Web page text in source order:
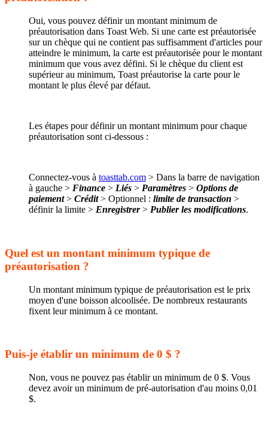
Oui, vous pouvez définir un montant minimum de
préautorisation dans Toast Web. Si une carte est préautorisée
sur un chèque qui ne contient pas suffisamment d'articles pour
atteindre le minimum, la carte est préautorisée pour le montant
minimum que vous avez défini. Si le chèque du client est
supérieur au minimum, Toast préautorise la carte pour le
montant le plus élevé par défaut.
Les étapes pour définir un montant minimum pour chaque
préautorisation sont ci-dessous :
Connectez-vous à toasttab.com > Dans la barre de navigation
à gauche > Finance > Liés > Paramètres > Options de
paiement> Crédit> Optionnel : limite de transaction >
définir la limite > Enregistrer> Publier les modifications.
Quel est un montant minimum typique de
préautorisation ?
Un montant minimum typique de préautorisation est le prix
moyen d'une boisson alcoolisée. De nombreux restaurants
fixent leur minimum à ce montant.
Puis-je établir un minimum de 0 $ ?
Non, vous ne pouvez pas établir un minimum de 0 $. Vous
devez avoir un minimum de pré-autorisation d'au moins 0,01
$.